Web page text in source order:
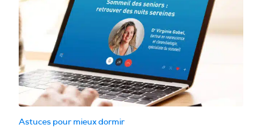
Astuces pour mieux dormir